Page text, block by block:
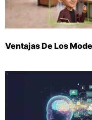
Ventajas De Los